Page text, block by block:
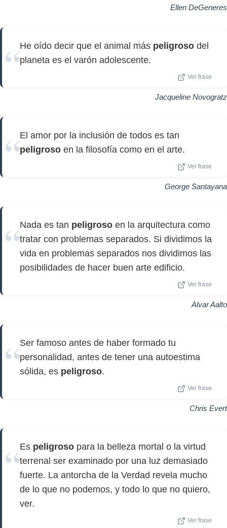
Ellen DeGeneres
He oído decir que el animal más peligroso del
planeta es el varón adolescente.
Ver frase
Jacqueline Novogratz
El amor por la inclusión de todos es tan
peligroso en la filosofía como en el arte.
Ver frase
George Santayana
Nada es tan peligroso en la arquitectura como
tratar con problemas separados. Si dividimos la
vida en problemas separados nos dividimos las
posibilidades de hacer buen arte edificio.
Ver frase
Alvar Aalto
Ser famoso antes de haber formado tu
personalidad, antes de tener una autoestima
sólida, es peligroso.
Ver frase
Chris Evert
Es peligroso para la belleza mortal o la virtud
terrenal ser examinado por una luz demasiado
fuerte. La antorcha de la Verdad revela mucho
de lo que no podemos, y todo lo que no quiero,
ver.
Ver frase